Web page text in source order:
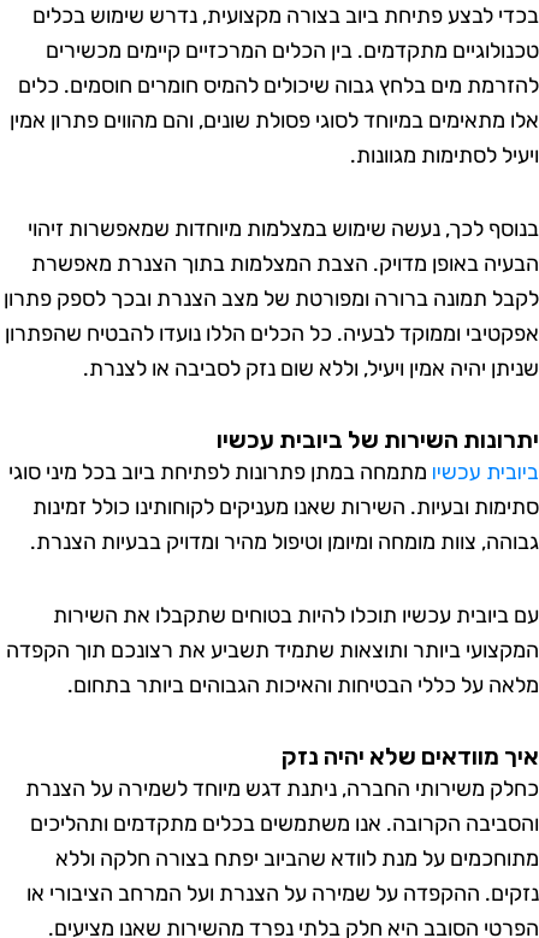
לבצע פתיחת ביוב בצורה מקצועית, נדרש שימוש בכלים
מתקדמים. בין הכלים המרכזיים קיימים מכשירים
מים בלחץ גבוה שיכולים להמיס חומרים חוסמים. כלים
מתאימים במיוחד לסוגי פסולת שונים, והם מהווים פתרון אמין
לסתימות מגוונות.
לכך, נעשה שימוש במצלמות מיוחדות שמאפשרות זיהוי
באופן מדויק. הצבת המצלמות בתוך הצנרת מאפשרת
תמונה ברורה ומפורטת של מצב הצנרת ובכך לספק פתרון
וממוקד לבעיה. כל הכלים הללו נועדו להבטיח שהפתרון
יהיה אמין ויעיל, וללא שום נזק לסביבה או לצנרת.
השירות של ביובית עכשיו
עכשיומתמחה במתן פתרונות לפתיחת ביוב בכל מיני סוגי
ובעיות. השירות שאנו מעניקים לקוחותינו כולל זמינות
צוות מומחה ומיומן וטיפול מהיר ומדויק בבעיות הצנרת.
עכשיו תוכלו להיות בטוחים שתקבלו את השירות
ביותר ותוצאות שתמיד תשביע את רצונכם תוך הקפדה
על כללי הבטיחות והאיכות הגבוהים ביותר בתחום.
מוודאים שלא יהיה נזק
משירותי החברה, ניתנת דגש מיוחד לשמירה על הצנרת
הקרובה. אנו משתמשים בכלים מתקדמים ותהליכים
על מנת לוודא שהביוב יפתח בצורה חלקה וללא
ההקפדה על שמירה על הצנרת ועל המרחב הציבורי או
הסובב היא חלק בלתי נפרד מהשירות שאנו מציעים.